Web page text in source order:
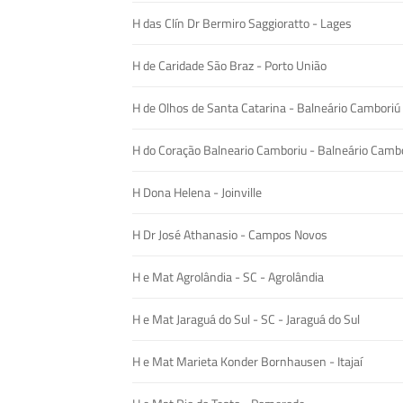
H das Clín Dr Bermiro Saggioratto - Lages
H de Caridade São Braz - Porto União
H de Olhos de Santa Catarina - Balneário Camboriú
H do Coração Balneario Camboriu - Balneário
H Dona Helena - Joinville
H Dr José Athanasio - Campos Novos
H e Mat Agrolândia - SC - Agrolândia
H e Mat Jaraguá do Sul - SC - Jaraguá do Sul
H e Mat Marieta Konder Bornhausen - Itajaí